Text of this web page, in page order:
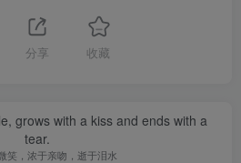
分享 收藏
grows with a kiss and ends with a
tear.
笑，浓于亲吻，逝于泪水